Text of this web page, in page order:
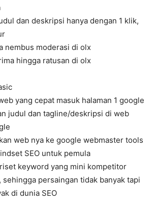
dan deskripsi hanya dengan 1 klik,
nembus moderasi di olx
hingga ratusan di olx
yang cepat masuk halaman 1 google
judul dan tagline/deskripsi di web
web nya ke google webmaster tools
SEO untuk pemula
keyword yang mini kompetitor
sehingga persaingan tidak banyak tapi
di dunia SEO